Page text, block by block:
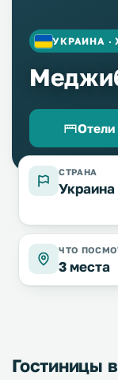
УКРАИНА ·
Отели
СТРАНА
Украина
ЧТО
3 места
Гостиницы